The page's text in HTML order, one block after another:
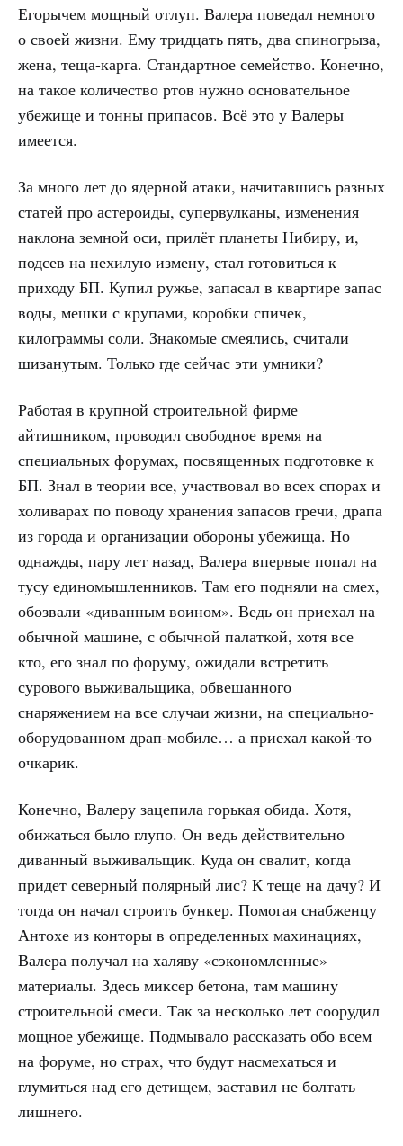
Егорычем мощный отлуп. Валера поведал немного
о своей жизни. Ему тридцать пять, два спиногрыза,
жена, теща-карга. Стандартное семейство. Конечно,
на такое количество ртов нужно основательное
убежище и тонны припасов. Всё это у Валеры
имеется.
За много лет до ядерной атаки, начитавшись разных
статей про астероиды, супервулканы, изменения
наклона земной оси, прилёт планеты Нибиру, и,
подсев на нехилую измену, стал готовиться к
приходу БП. Купил ружье, запасал в квартире запас
воды, мешки с крупами, коробки спичек,
килограммы соли. Знакомые смеялись, считали
шизанутым. Только где сейчас эти умники?
Работая в крупной строительной фирме
айтишником, проводил свободное время на
специальных форумах, посвященных подготовке к
БП. Знал в теории все, участвовал во всех спорах и
холиварах по поводу хранения запасов гречи, драпа
из города и организации обороны убежища. Но
однажды, пару лет назад, Валера впервые попал на
тусу единомышленников. Там его подняли на смех,
обозвали «диванным воином». Ведь он приехал на
обычной машине, с обычной палаткой, хотя все
кто, его знал по форуму, ожидали встретить
сурового выживальщика, обвешанного
снаряжением на все случаи жизни, на специально-
оборудованном драп-мобиле… а приехал какой-то
очкарик.
Конечно, Валеру зацепила горькая обида. Хотя,
обижаться было глупо. Он ведь действительно
диванный выживальщик. Куда он свалит, когда
придет северный полярный лис? К теще на дачу? И
тогда он начал строить бункер. Помогая снабженцу
Антохе из конторы в определенных махинациях,
Валера получал на халяву «сэкономленные»
материалы. Здесь миксер бетона, там машину
строительной смеси. Так за несколько лет соорудил
мощное убежище. Подмывало рассказать обо всем
на форуме, но страх, что будут насмехаться и
глумиться над его детищем, заставил не болтать
лишнего.